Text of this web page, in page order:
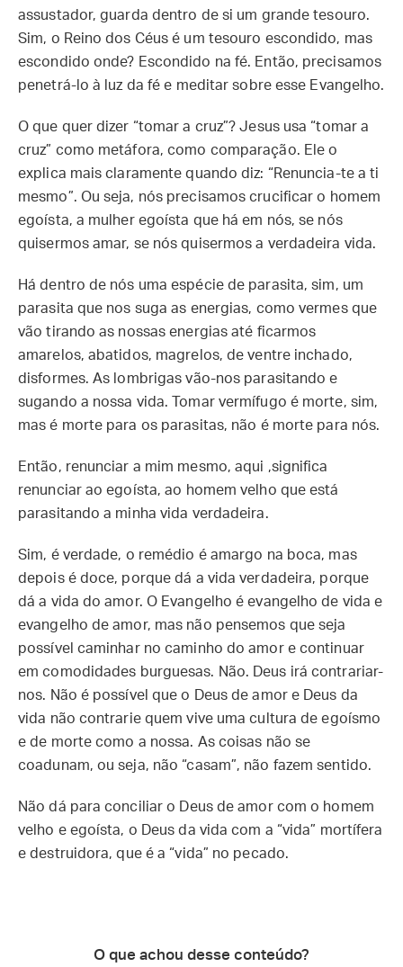
assustador, guarda dentro de si um grande tesouro.
Sim, o Reino dos Céus é um tesouro escondido, mas
escondido onde? Escondido na fé. Então, precisamos
penetrá-lo à luz da fé e meditar sobre esse Evangelho.
O que quer dizer “tomar a cruz”? Jesus usa “tomar a
cruz” como metáfora, como comparação. Ele o
explica mais claramente quando diz: “Renuncia-te a ti
mesmo”. Ou seja, nós precisamos crucificar o homem
egoísta, a mulher egoísta que há em nós, se nós
quisermos amar, se nós quisermos a verdadeira vida.
Há dentro de nós uma espécie de parasita, sim, um
parasita que nos suga as energias, como vermes que
vão tirando as nossas energias até ficarmos
amarelos, abatidos, magrelos, de ventre inchado,
disformes. As lombrigas vão-nos parasitando e
sugando a nossa vida. Tomar vermífugo é morte, sim,
mas é morte para os parasitas, não é morte para nós.
Então, renunciar a mim mesmo, aqui ,significa
renunciar ao egoísta, ao homem velho que está
parasitando a minha vida verdadeira.
Sim, é verdade, o remédio é amargo na boca, mas
depois é doce, porque dá a vida verdadeira, porque
dá a vida do amor. O Evangelho é evangelho de vida e
evangelho de amor, mas não pensemos que seja
possível caminhar no caminho do amor e continuar
em comodidades burguesas. Não. Deus irá contrariar-
nos. Não é possível que o Deus de amor e Deus da
vida não contrarie quem vive uma cultura de egoísmo
e de morte como a nossa. As coisas não se
coadunam, ou seja, não “casam”, não fazem sentido.
Não dá para conciliar o Deus de amor com o homem
velho e egoísta, o Deus da vida com a “vida” mortífera
e destruidora, que é a “vida” no pecado.
O que achou desse conteúdo?